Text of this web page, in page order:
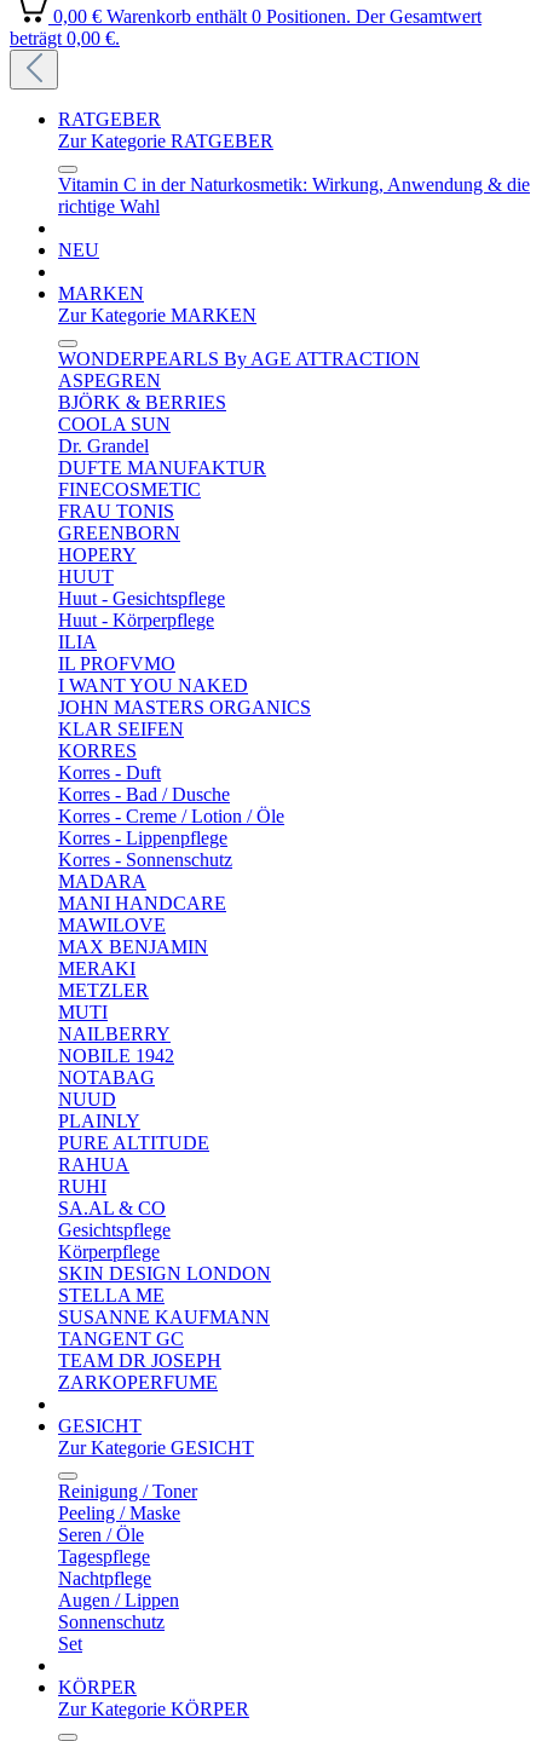
0,00 € Warenkorb enthält 0 Positionen. Der Gesamtwert
beträgt 0,00 €.
RATGEBER
Zur Kategorie RATGEBER
Vitamin C in der Naturkosmetik: Wirkung, Anwendung & die
richtige Wahl
NEU
MARKEN
Zur Kategorie MARKEN
WONDERPEARLS By AGE ATTRACTION
ASPEGREN
BJÖRK & BERRIES
COOLA SUN
Dr. Grandel
DUFTE MANUFAKTUR
FINECOSMETIC
FRAU TONIS
GREENBORN
HOPERY
HUUT
Huut - Gesichtspflege
Huut - Körperpflege
ILIA
IL PROFVMO
I WANT YOU NAKED
JOHN MASTERS ORGANICS
KLAR SEIFEN
KORRES
Korres - Duft
Korres - Bad / Dusche
Korres - Creme / Lotion / Öle
Korres - Lippenpflege
Korres - Sonnenschutz
MADARA
MANI HANDCARE
MAWILOVE
MAX BENJAMIN
MERAKI
METZLER
MUTI
NAILBERRY
NOBILE 1942
NOTABAG
NUUD
PLAINLY
PURE ALTITUDE
RAHUA
RUHI
SA.AL & CO
Gesichtspflege
Körperpflege
SKIN DESIGN LONDON
STELLA ME
SUSANNE KAUFMANN
TANGENT GC
TEAM DR JOSEPH
ZARKOPERFUME
GESICHT
Zur Kategorie GESICHT
Reinigung / Toner
Peeling / Maske
Seren / Öle
Tagespflege
Nachtpflege
Augen / Lippen
Sonnenschutz
Set
KÖRPER
Zur Kategorie KÖRPER